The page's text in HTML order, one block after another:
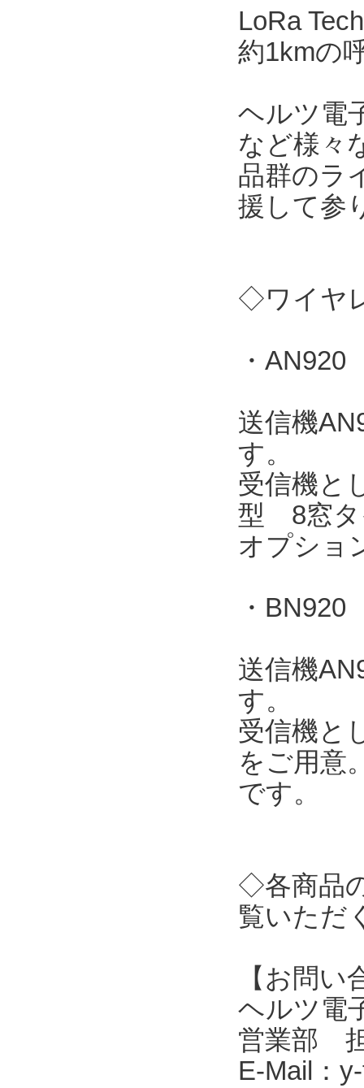
LoRa
約1kmの
ヘルツ電
など様々
品群のラ
援して参
◇ワイヤ
・AN920
送信機
す。
受信機と
型 8窓タ
オプショ
・BN920
送信機
す。
受信機と
をご用意
です。
◇各商品
覧いただ
【お問い
ヘルツ電
営業部
E-Mail：